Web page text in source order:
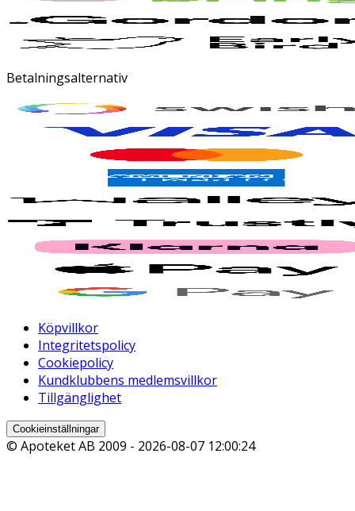
Betalningsalternativ
Köpvillkor
Integritetspolicy
Cookiepolicy
Kundklubbens medlemsvillkor
Tillgänglighet
Cookieinställningar
© Apoteket AB 2009 - 2026-08-07 12:00:24